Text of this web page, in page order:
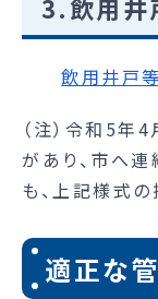
3.飲用井
飲用井戸
（注）令和5年
があり、市へ
も、上記様式の
適正な